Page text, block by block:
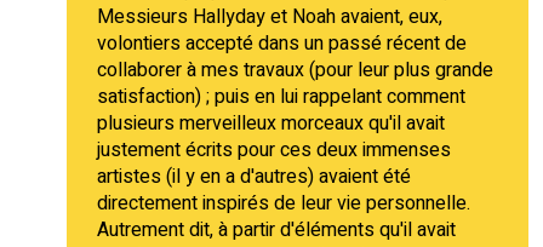
Messieurs Hallyday et Noah avaient, eux,
volontiers accepté dans un passé récent de
collaborer à mes travaux (pour leur plus grande
satisfaction) ; puis en lui rappelant comment
plusieurs merveilleux morceaux qu'il avait
justement écrits pour ces deux immenses
artistes (il y en a d'autres) avaient été
directement inspirés de leur vie personnelle.
Autrement dit, à partir d'éléments qu'il avait